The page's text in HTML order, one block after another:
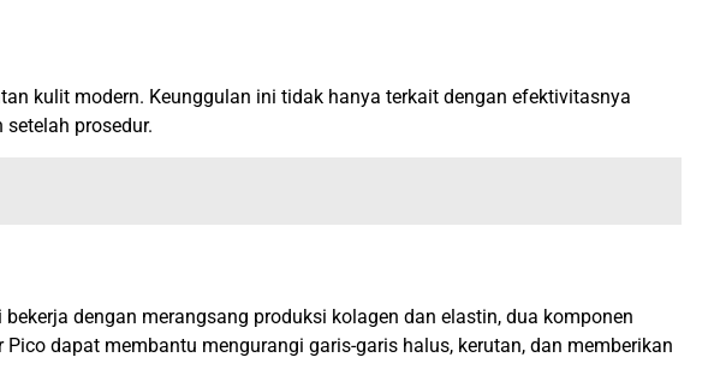
kulit modern. Keunggulan ini tidak hanya terkait dengan efektivitasnya
prosedur.
dengan merangsang produksi kolagen dan elastin, dua komponen
dapat membantu mengurangi garis-garis halus, kerutan, dan memberikan